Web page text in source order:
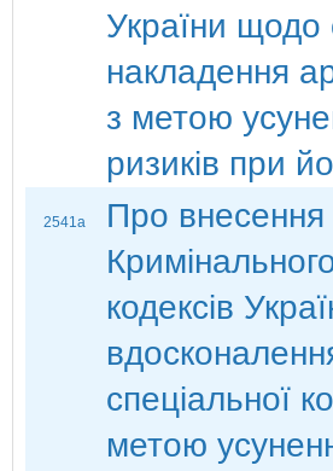
України щодо
накладення
з метою
ризиків при
2541а
Про внесення
кодексів
спеціальної
метою